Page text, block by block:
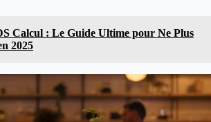
Calcul : Le Guide Ultime pour Ne Plus
2025